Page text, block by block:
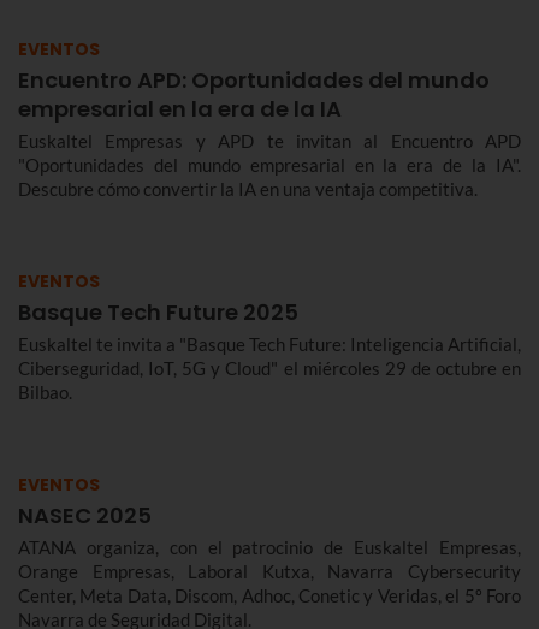
EVENTOS
Encuentro APD: Oportunidades del mundo
empresarial en la era de la IA
Euskaltel Empresas y APD te invitan al Encuentro APD
"Oportunidades del mundo empresarial en la era de la IA".
Descubre cómo convertir la IA en una ventaja competitiva.
EVENTOS
Basque Tech Future 2025
Euskaltel te invita a "Basque Tech Future: Inteligencia Artificial,
Ciberseguridad, IoT, 5G y Cloud" el miércoles 29 de octubre en
Bilbao.
EVENTOS
NASEC 2025
ATANA organiza, con el patrocinio de Euskaltel Empresas,
Orange Empresas, Laboral Kutxa, Navarra Cybersecurity
Center, Meta Data, Discom, Adhoc, Conetic y Veridas, el 5º Foro
Navarra de Seguridad Digital.